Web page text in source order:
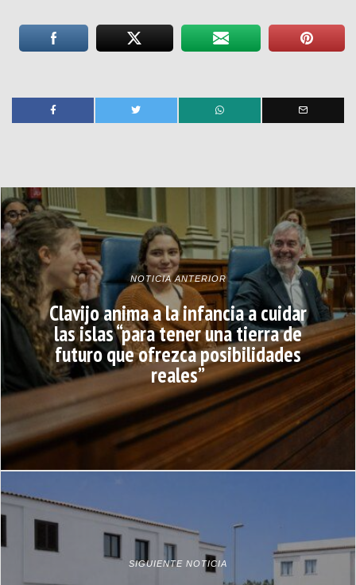
NOTICIA ANTERIOR
Clavijo anima a la infancia a cuidar
las islas “para tener una tierra de
futuro que ofrezca posibilidades
reales”
SIGUIENTE NOTICIA